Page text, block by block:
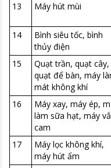
13
Máy hút mùi
14
Bình siêu tốc, bình
thủy điện
15
Quạt trần, quạt cây,
quạt để bàn, máy
mát không khí
16
Máy xay, máy ép,
làm sữa hạt, máy
cam
17
Máy lọc không khí,
máy hút ẩm